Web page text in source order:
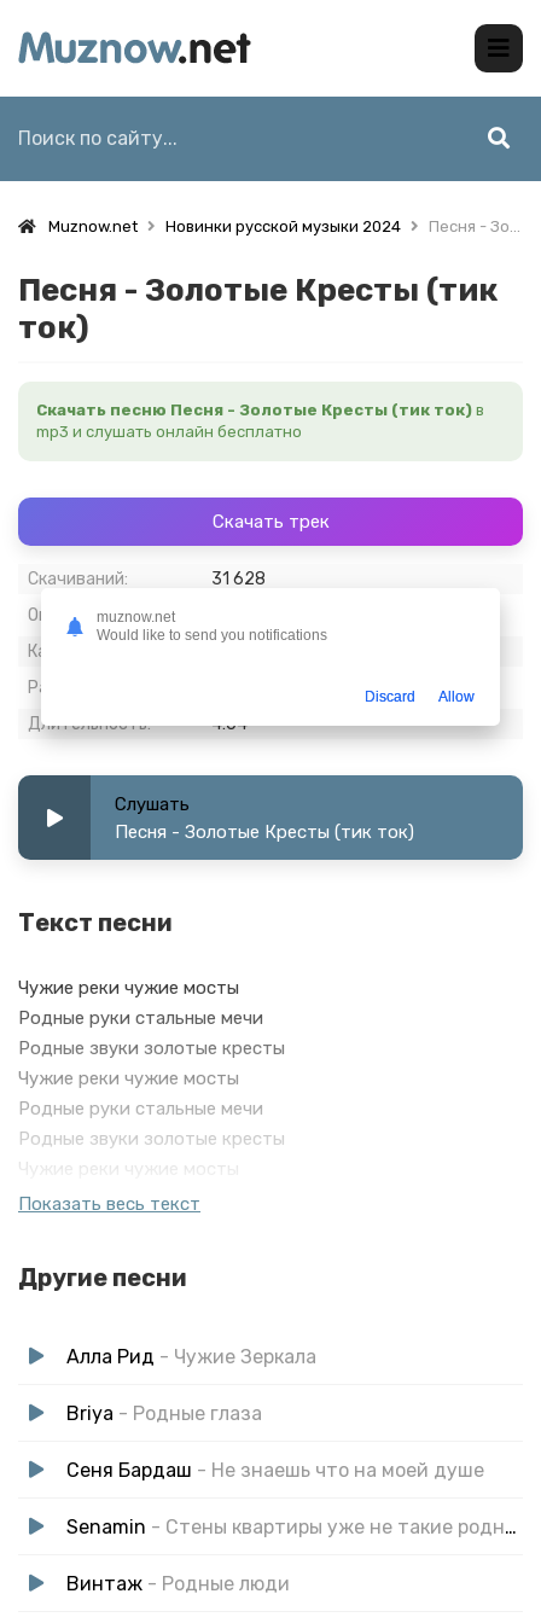
Muznow.net Новинки русской музыки 2024 Песня - Золотые Кресты (тик ток)
Песня - Золотые Кресты (тик
ток)
Скачать песню Песня - Золотые Кресты (тик ток) в
mp3 и слушать онлайн бесплатно
Скачать трек
Скачиваний:
31 628
Опубликовано:
Качество:
Размер:
Длительность:
4:04
Слушать
Песня - Золотые Кресты (тик ток)
Текст песни
Чужие реки чужие мосты
Родные руки стальные мечи
Родные звуки золотые кресты
Чужие реки чужие мосты
Родные руки стальные мечи
Родные звуки золотые кресты
Чужие реки чужие мосты
Родные руки стальные мечи
Показать весь текст
Другие песни
Алла Рид - Чужие Зеркала
Briya - Родные глаза
Сеня Бардаш - Не знаешь что на моей душе
Senamin - Стены квартиры уже не такие родные
Винтаж - Родные люди
muznow.net
Would like to send you notifications
Discard Allow